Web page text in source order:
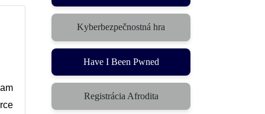
Kyberbezpečnostná hra
Have I Been Pwned
Registrácia Afrodita